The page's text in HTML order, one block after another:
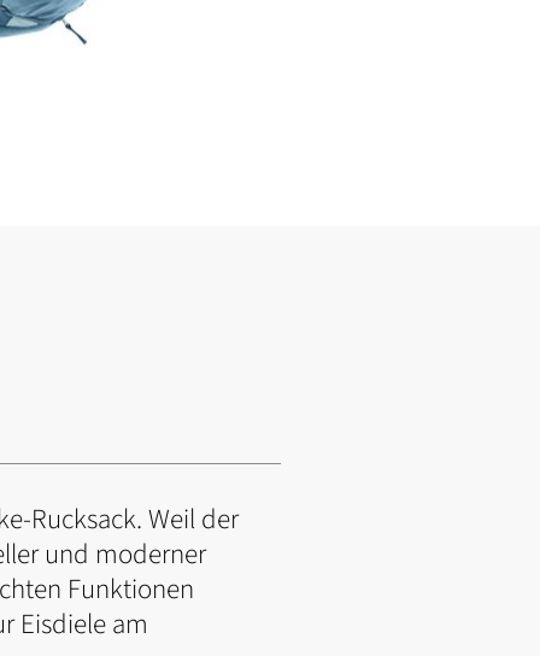
Rucksack. Weil der
und moderner
Funktionen
Eisdiele am